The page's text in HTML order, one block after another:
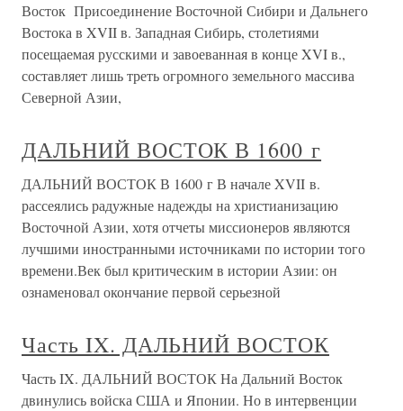
Восток Присоединение Восточной Сибири и Дальнего
Востока в XVII в. Западная Сибирь, столетиями
посещаемая русскими и завоеванная в конце XVI в.,
составляет лишь треть огромного земельного массива
Северной Азии,
ДАЛЬНИЙ ВОСТОК В 1600 г
ДАЛЬНИЙ ВОСТОК В 1600 г В начале XVII в.
рассеялись радужные надежды на христианизацию
Восточной Азии, хотя отчеты миссионеров являются
лучшими иностранными источниками по истории того
времени.Век был критическим в истории Азии: он
ознаменовал окончание первой серьезной
Часть IX. ДАЛЬНИЙ ВОСТОК
Часть IX. ДАЛЬНИЙ ВОСТОК На Дальний Восток
двинулись войска США и Японии. Но в интервенции